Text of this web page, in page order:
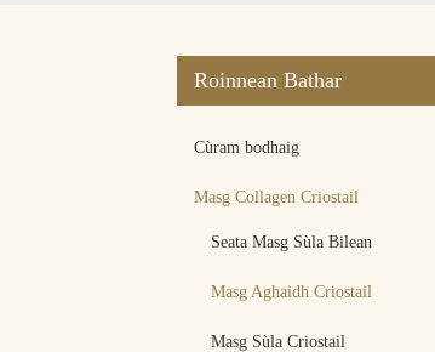
Roinnean Bathar
Cùram bodhaig
Masg Collagen Criostail
Seata Masg Sùla Bilean
Masg Aghaidh Criostail
Masg Sùla Criostail